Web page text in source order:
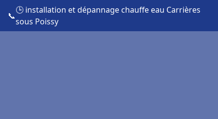
📞
🕒 installation et dépannage chauffe eau Carrières
sous Poissy